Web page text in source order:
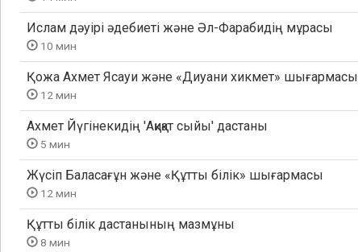
Ислам дәуірі әдебиеті және Әл-Фарабидің мұрасы
10 мин
Қожа Ахмет Ясауи және «Диуани хикмет» шығармасы
12 мин
Ахмет Йүгінекидің 'Ақиқат сыйы' дастаны
5 мин
Жүсіп Баласағұн және «Құтты білік» шығармасы
12 мин
Құтты білік дастанының мазмұны
8 мин